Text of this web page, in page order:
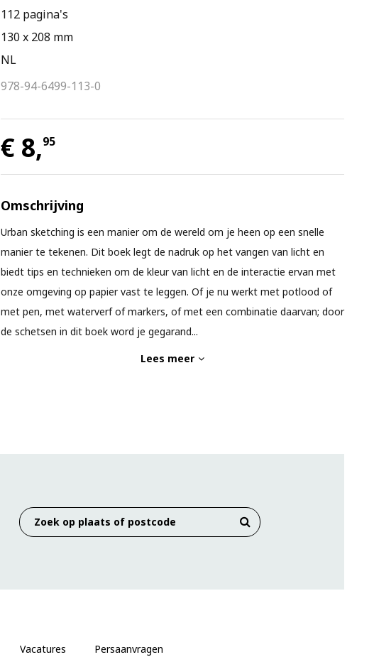
112 pagina's
130 x 208 mm
NL
978-94-6499-113-0
€ 8,95
Omschrijving
Urban sketching is een manier om de wereld om je heen op een snelle
manier te tekenen. Dit boek legt de nadruk op het vangen van licht en
biedt tips en technieken om de kleur van licht en de interactie ervan met
onze omgeving op papier vast te leggen. Of je nu werkt met potlood of
met pen, met waterverf of markers, of met een combinatie daarvan; door
de schetsen in dit boek word je gegarand...
Lees meer
Vacatures Persaanvragen